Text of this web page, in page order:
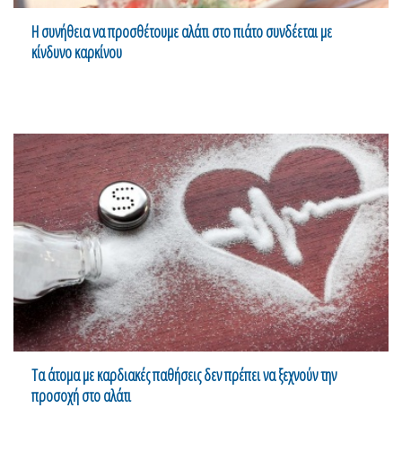
Η συνήθεια να προσθέτουμε αλάτι στο πιάτο συνδέεται με
κίνδυνο καρκίνου
Τα άτομα με καρδιακές παθήσεις δεν πρέπει να ξεχνούν την
προσοχή στο αλάτι